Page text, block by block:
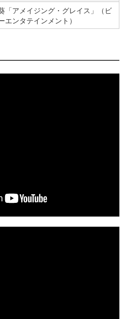
「アメイジング・グレイス」（ビ
エンタテインメント）